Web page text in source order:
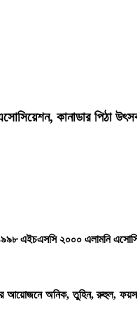
কানাডার পিঠা
এইচএসসি ২০০০ এলামনি
অনিক, তুহিন, রুহুল, ফয়সাল,